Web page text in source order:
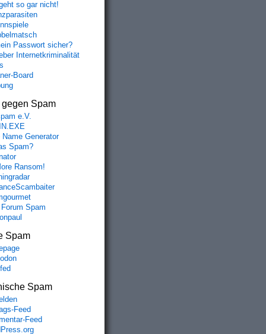
stretch to that width, but will also shrink
so gar nicht!
Passwort sicher?
Internetkriminalität
Board
gegen Spam
e.V.
Name Generator
Spam?
Ransom!
Spam
Spam
Spam
Feed
Feed